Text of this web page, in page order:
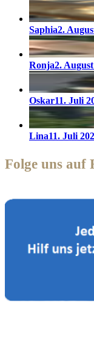
Saphia2.
Ronja2.
Oskar11. Juli
Lina11. Juli
Folge uns auf